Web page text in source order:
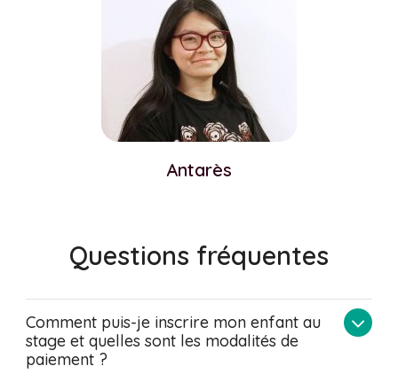
Antarès
Questions fréquentes
Comment puis-je inscrire mon enfant au
stage et quelles sont les modalités de
paiement ?